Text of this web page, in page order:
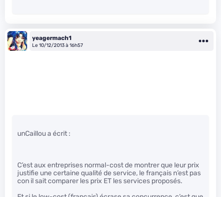
yeagermach1
Le 10/12/2013 à 16h57
unCaillou a écrit :
C’est aux entreprises normal-cost de montrer que leur prix
justifie une certaine qualité de service, le français n’est pas
con il sait comparer les prix ET les services proposés.